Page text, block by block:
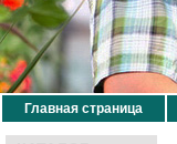
Главная страница